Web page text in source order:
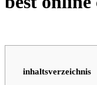
inhaltsverzeichnis